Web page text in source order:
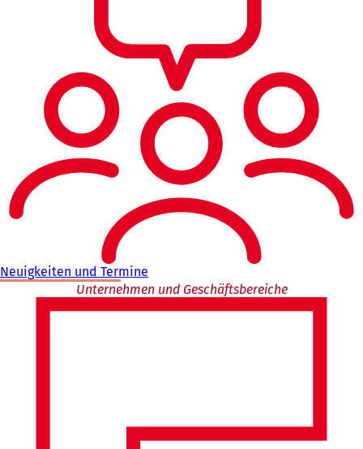
Neuigkeiten und Termine
Unternehmen und Geschäftsbereiche